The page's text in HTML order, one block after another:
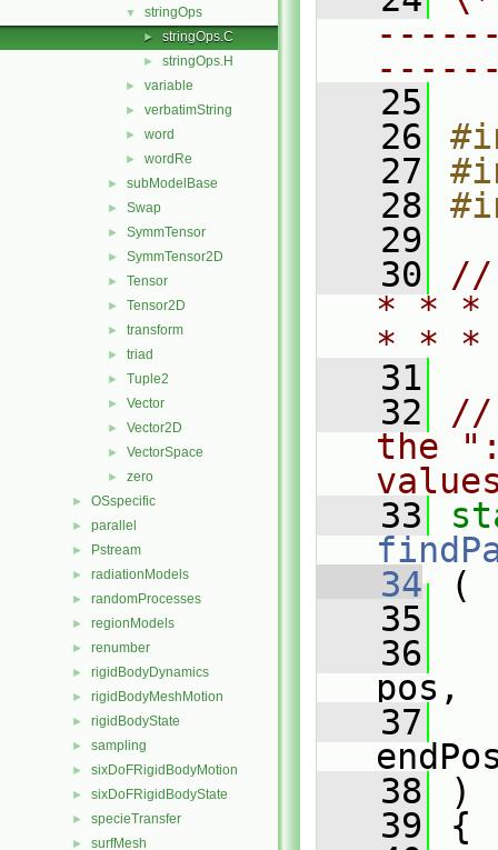
▼ stringOps
► stringOps.C
► stringOps.H
► variable
► verbatimString
► word
► wordRe
► subModelBase
► Swap
► SymmTensor
► SymmTensor2D
► Tensor
► Tensor2D
► transform
► triad
► Tuple2
► Vector
► Vector2D
► VectorSpace
► zero
► OSspecific
► parallel
► Pstream
► radiationModels
► randomProcesses
► regionModels
► renumber
► rigidBodyDynamics
► rigidBodyMeshMotion
► rigidBodyState
► sampling
► sixDoFRigidBodyMotion
► sixDoFRigidBodyState
► specieTransfer
► surfMesh
   25
   26
   27
   28
   29
   30
//
* * *
* *
   31
   32
//
the
   33
   34
(
   35
   36
pos,
   37
   38
)
   39
{